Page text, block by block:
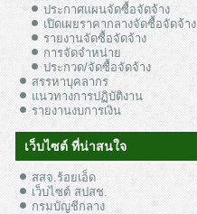
ประกาศแผนจัดซื้อจัดจ้าง
เปิดเผยราคากลางจัดซื้อจัดจ้าง
รายงานจัดซื้อจัดจ้าง
การจัดจำหน่าย
ประกวด/จัดซื้อจัดจ้าง
สรรหาบุคลากร
แนวทางการปฏิบัติงาน
รายงานงบการเงิน
เว็บไซต์ ที่น่าสนใจ
สสจ.ร้อยเอ็ด
เว็บไซต์ สปสช.
กรมบัญชีกลาง